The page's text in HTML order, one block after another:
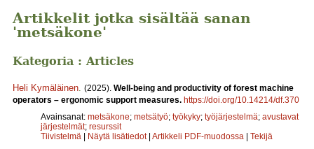
Artikkelit jotka sisältää sanan
'metsäkone'
Kategoria : Articles
Heli Kymäläinen (2025). Well-being and productivity of forest machine
operators – ergonomic support measures. https://doi.org/10.14214/df.370
Avainsanat: metsäkone; metsätyö; työkyky; työjärjestelmä; avustavat
järjestelmät; resurssit
Tiivistelmä | Näytä lisätiedot | Artikkeli PDF-muodossa | Tekijä